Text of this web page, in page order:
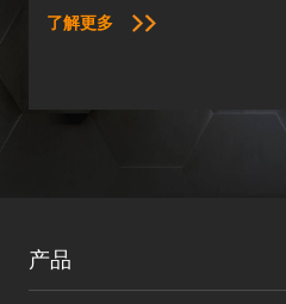
了解更多
产品